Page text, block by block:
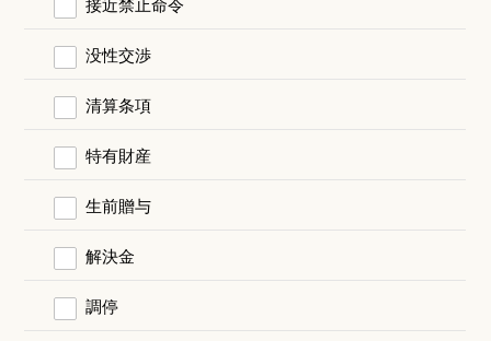
没性交渉
清算条項
特有財産
生前贈与
解決金
調停